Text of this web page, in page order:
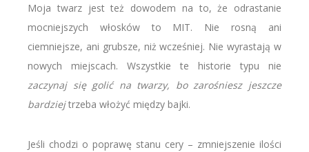
Moja twarz jest też dowodem na to, że odrastanie
mocniejszych włosków to MIT. Nie rosną ani
ciemniejsze, ani grubsze, niż wcześniej. Nie wyrastają w
nowych miejscach. Wszystkie te historie typu nie
zaczynaj się golić na twarzy, bo zarośniesz jeszcze
bardziejtrzeba włożyć między bajki.
Jeśli chodzi o poprawę stanu cery – zmniejszenie ilości